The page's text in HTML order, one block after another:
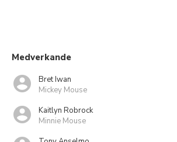
Medverkande
Bret Iwan
Mickey Mouse
Kaitlyn Robrock
Minnie Mouse